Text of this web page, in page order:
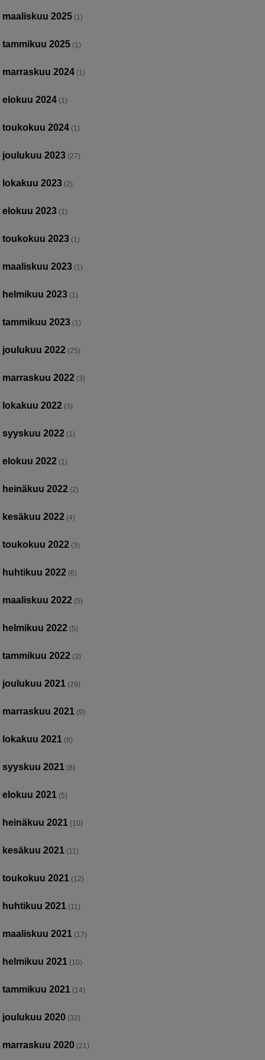
maaliskuu 2025 (1)
tammikuu 2025 (1)
marraskuu 2024 (1)
elokuu 2024 (1)
toukokuu 2024 (1)
joulukuu 2023 (27)
lokakuu 2023 (2)
elokuu 2023 (1)
toukokuu 2023 (1)
maaliskuu 2023 (1)
helmikuu 2023 (1)
tammikuu 2023 (1)
joulukuu 2022 (25)
marraskuu 2022 (3)
lokakuu 2022 (3)
syyskuu 2022 (1)
elokuu 2022 (1)
heinäkuu 2022 (2)
kesäkuu 2022 (4)
toukokuu 2022 (3)
huhtikuu 2022 (6)
maaliskuu 2022 (5)
helmikuu 2022 (5)
tammikuu 2022 (3)
joulukuu 2021 (29)
marraskuu 2021 (9)
lokakuu 2021 (8)
syyskuu 2021 (8)
elokuu 2021 (5)
heinäkuu 2021 (10)
kesäkuu 2021 (11)
toukokuu 2021 (12)
huhtikuu 2021 (11)
maaliskuu 2021 (17)
helmikuu 2021 (10)
tammikuu 2021 (14)
joulukuu 2020 (32)
marraskuu 2020 (21)